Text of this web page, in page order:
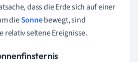
dass die Erde sich auf einer
dieSonnebewegt, sind
relativ seltene Ereignisse.